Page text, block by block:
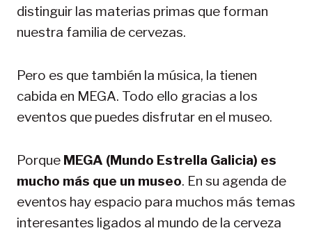
distinguir las materias primas que forman
nuestra familia de cervezas.
Pero es que también la música, la tienen
cabida en MEGA. Todo ello gracias a los
eventos que puedes disfrutar en el museo.
Porque MEGA (Mundo Estrella Galicia) es
mucho más que un museo. En su agenda de
eventos hay espacio para muchos más temas
interesantes ligados al mundo de la cerveza